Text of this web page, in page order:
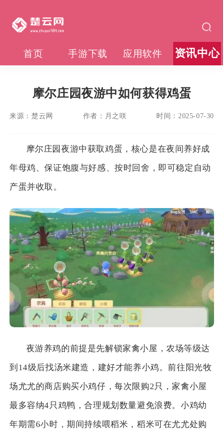
首页 手游下载 应用软件 资讯中心
摩尔庄园夜游中如何获得鸡蛋
来源： 楚云网 作者： 月之咲 时间： 2025-07-30
摩尔庄园夜游中获取鸡蛋，核心是在夜间养好成
年母鸡、保证饱腹与好感、按时回舍，即可稳定自动
产蛋并收取。
夜游养鸡的前提是先解锁家禽小屋，农场等级达
到14级后找汤米建造，建好才能养小鸡。前往阳光牧
场尤尤的商店购买小鸡仔，每次限购2只，家禽小屋
最多容纳4只鸡鸭，合理规划数量避免浪费。小鸡幼
年期需6小时，期间持续喂稻米，稻米可在尤尤处购